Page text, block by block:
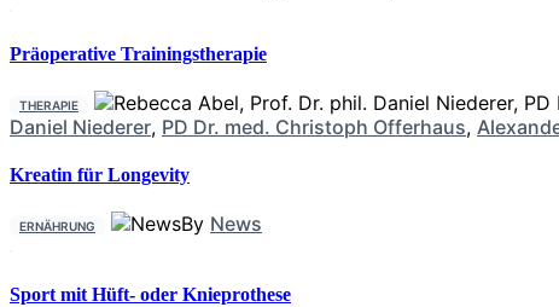
Präoperative Trainingstherapie
THERAPIE
Daniel Niederer, PD Dr. med. Christoph Offerhaus,
Kreatin für Longevity
ERNÄHRUNG By News
Sport mit Hüft- oder Knieprothese